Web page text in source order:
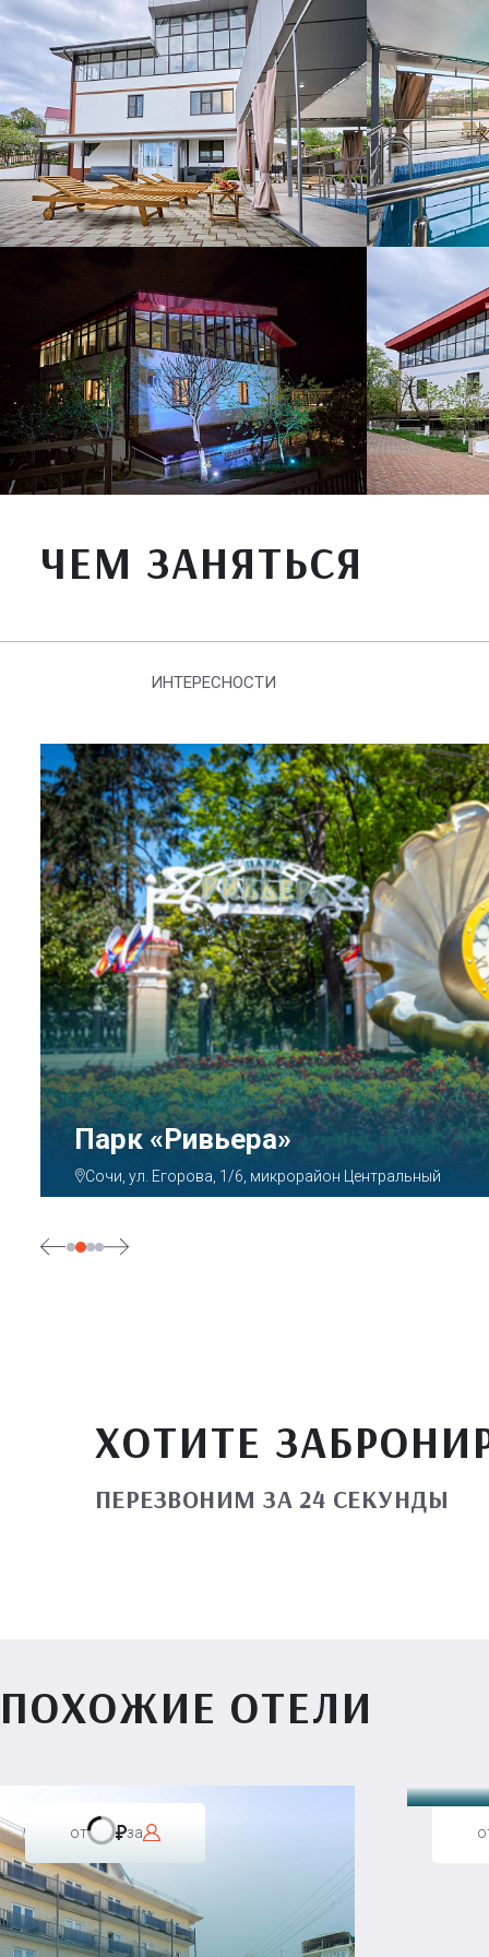
ЧЕМ ЗАНЯТЬСЯ
ИНТЕРЕСНОСТИ
Аквапарк «АКВАЛОО»
Сочи, ул. Декабристов, 78б
ХОТИТЕ
ПЕРЕЗВОНИМ ЗА 24 СЕКУНДЫ
ПОХОЖИЕ ОТЕЛИ
от за